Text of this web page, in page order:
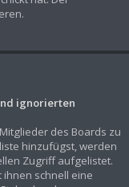
ignorierten
des Boards zu
hinzufügst, werden
Zugriff aufgelistet.
schnell eine